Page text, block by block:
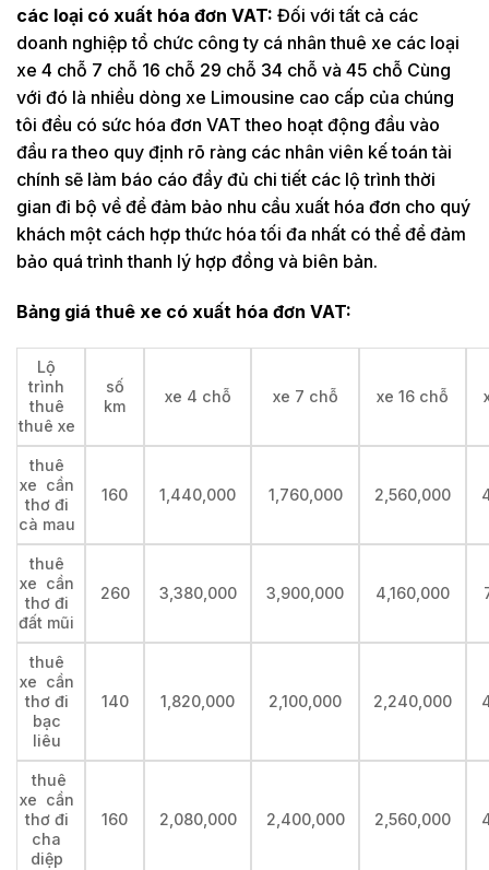
các loại có xuất hóa đơn VAT: Đối với tất cả các
doanh nghiệp tổ chức công ty cá nhân thuê xe các loại
xe 4 chỗ 7 chỗ 16 chỗ 29 chỗ 34 chỗ và 45 chỗ Cùng
với đó là nhiều dòng xe Limousine cao cấp của chúng
tôi đều có sức hóa đơn VAT theo hoạt động đầu vào
đầu ra theo quy định rõ ràng các nhân viên kế toán tài
chính sẽ làm báo cáo đầy đủ chi tiết các lộ trình thời
gian đi bộ về để đảm bảo nhu cầu xuất hóa đơn cho quý
khách một cách hợp thức hóa tối đa nhất có thể để đảm
bảo quá trình thanh lý hợp đồng và biên bản.
Bảng giá thuê xe có xuất hóa đơn VAT:
Lộ
trình
thuê
thuê xe
số
km
xe 4 chỗ xe 7 chỗ xe 16 chỗ
thuê
xe cần
thơ đi
cà mau
160 1,440,000 1,760,000 2,560,000
thuê
xe cần
thơ đi
đất mũi
260 3,380,000 3,900,000 4,160,000
thuê
xe cần
thơ đi
bạc
liêu
140 1,820,000 2,100,000 2,240,000
thuê
xe cần
thơ đi
cha
diệp
160 2,080,000 2,400,000 2,560,000